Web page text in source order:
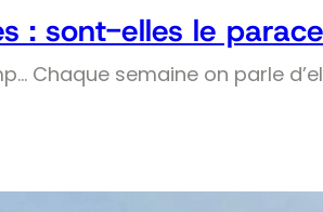
: sont-elles le
Chaque semaine on parle